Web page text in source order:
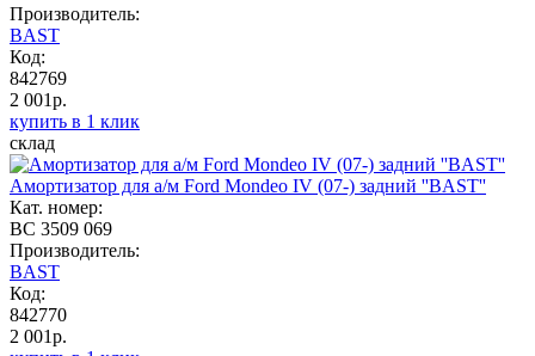
Производитель:
BAST
Код:
842769
2 001р.
купить в 1 клик
склад
Амортизатор для а/м Ford Mondeo IV (07-) задний ''BAST''
Кат. номер:
BC 3509 069
Производитель:
BAST
Код:
842770
2 001р.